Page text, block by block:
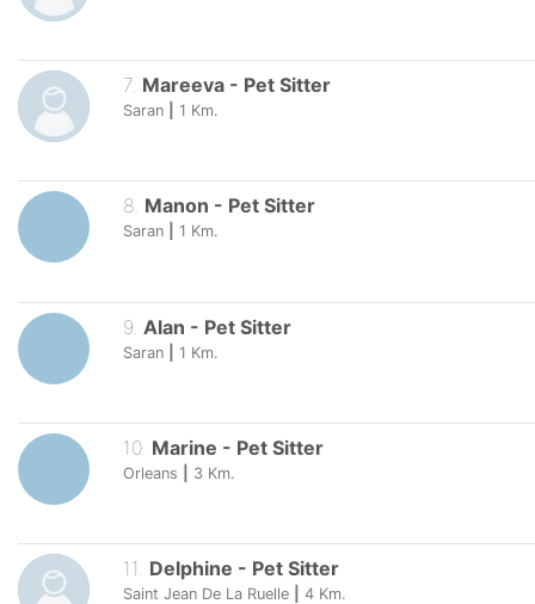
7. Mareeva - Pet Sitter
Saran 1 Km.
8. Manon - Pet Sitter
Saran 1 Km.
9 Alan - Pet Sitter
Saran 1 Km.
10. Marine - Pet Sitter
Orleans 3 Km.
11 Delphine - Pet Sitter
Saint Jean De La Ruelle 4 Km.